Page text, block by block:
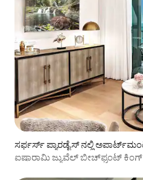
ಸರ್ಫರ್ಸ್ ಪ್ಯಾರಡೈಸ್ ನಲ್ಲಿ
ಐಷಾರಾಮಿ ಜ್ಯುವೆಲ್ ಬೀಚ್‌ಫ್ರಂಟ್